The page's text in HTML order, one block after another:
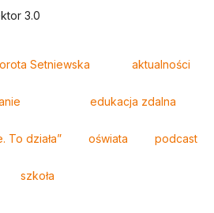
3.0
Setniewska aktualności
edukacja zdalna
To działa” oświata podcast
szkoła